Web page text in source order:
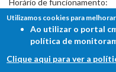
7h às 19h
Utilizamos cookies para
Ao utilizar o portal
política de
Clique aqui para ver a